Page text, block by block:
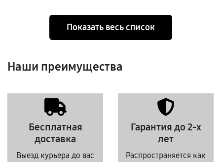
Показать весь список
Наши преимущества
Бесплатная
доставка
Выезд курьера до вас
Гарантия до 2-х
лет
Распространяется как